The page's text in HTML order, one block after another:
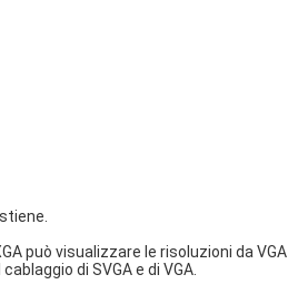
può visualizzare le risoluzioni da VGA
di SVGA e di VGA.